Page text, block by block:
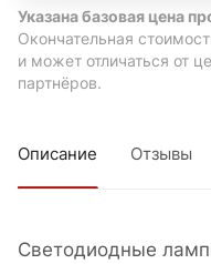
Указана базовая цена
Окончательная
и может отличаться от
партнёров.
Описание Отзывы
Светодиодные